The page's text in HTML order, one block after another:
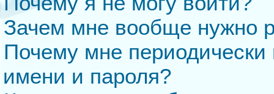
Зачем мне вообще нужно
Почему мне периодически
имени и пароля?